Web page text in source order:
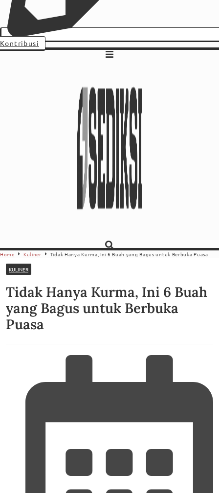
Kontribusi
Home Kuliner Tidak Hanya Kurma, Ini 6 Buah yang Bagus untuk Berbuka Puasa
KULINER
Tidak Hanya Kurma, Ini 6 Buah
yang Bagus untuk Berbuka
Puasa